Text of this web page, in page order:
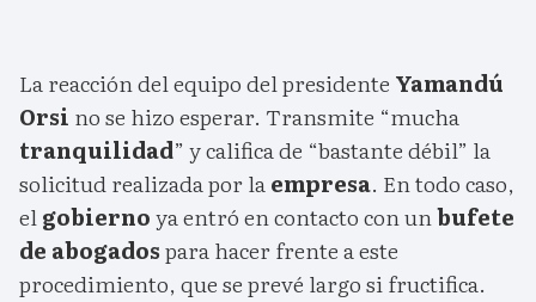
La reacción del equipo del presidente Yamandú
Orsi no se hizo esperar. Transmite “mucha
tranquilidad” y califica de “bastante débil” la
solicitud realizada por laempresa. En todo caso,
elgobiernoya entró en contacto con unbufete
de abogadospara hacer frente a este
procedimiento, que se prevé largo si fructifica.